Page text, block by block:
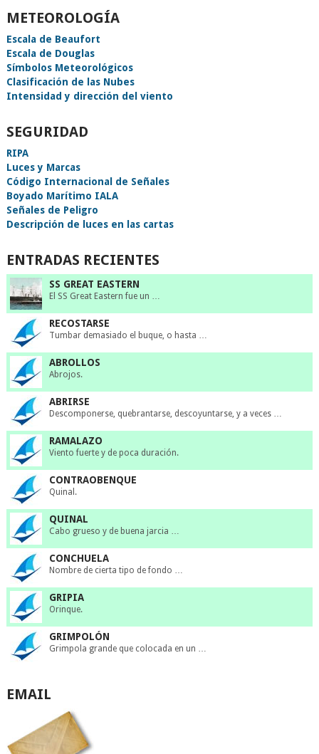
METEOROLOGÍA
Escala de Beaufort
Escala de Douglas
Símbolos Meteorológicos
Clasificación de las Nubes
Intensidad y dirección del viento
SEGURIDAD
RIPA
Luces y Marcas
Código Internacional de Señales
Boyado Marítimo IALA
Señales de Peligro
Descripción de luces en las cartas
ENTRADAS RECIENTES
SS GREAT EASTERN
El SS Great Eastern fue un …
RECOSTARSE
Tumbar demasiado el buque, o hasta …
ABROLLOS
Abrojos.
ABRIRSE
Descomponerse, quebrantarse, descoyuntarse, y a veces …
RAMALAZO
Viento fuerte y de poca duración.
CONTRAOBENQUE
Quinal.
QUINAL
Cabo grueso y de buena jarcia …
CONCHUELA
Nombre de cierta tipo de fondo …
GRIPIA
Orinque.
GRIMPOLÓN
Grimpola grande que colocada en un …
EMAIL